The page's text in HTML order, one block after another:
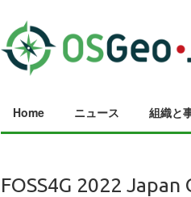
Home ニュース 組織と
FOSS4G 2022